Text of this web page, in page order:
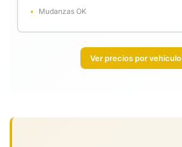
Mudanzas OK
Ver precios por vehículo